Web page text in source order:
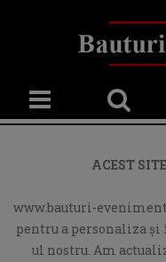
ACEST
www.bauturi-
pentru a personaliza
ul nostru. Am